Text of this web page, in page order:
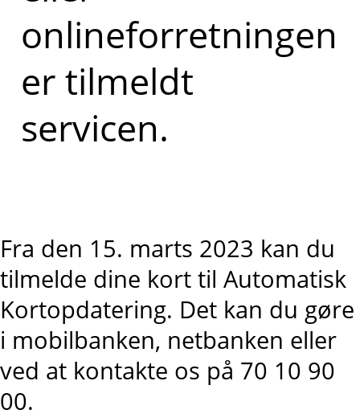
onlineforretningen
er tilmeldt
servicen.
Fra den 15. marts 2023 kan du
tilmelde dine kort til Automatisk
Kortopdatering. Det kan du gøre
i mobilbanken, netbanken eller
ved at kontakte os på 70 10 90
00.